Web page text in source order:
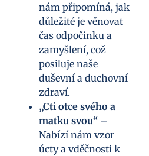
nám připomíná, jak
důležité je věnovat
čas odpočinku a
zamyšlení, což
posiluje naše
duševní a duchovní
zdraví.
„Cti otce svého a
matku svou“ –
Nabízí nám vzor
úcty a vděčnosti k